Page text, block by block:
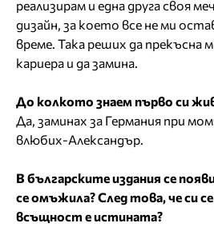
реализирам и една друга своя
дизайн, за което все не ми
време. Така реших да прекъсна
кариера и да замина.
До колкото знаем първо си
Да, заминах за Германия при
влюбих-Александър.
В българските издания се
се омъжила? След това, че си се
всъщност е истината?